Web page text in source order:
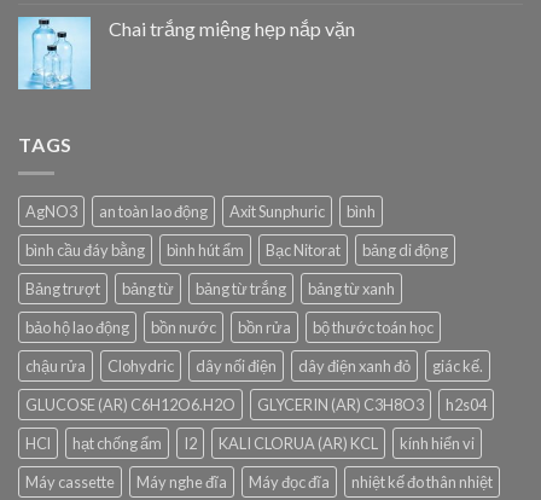
Chai trắng miệng hẹp nắp vặn
TAGS
AgNO3 an toàn lao động Axit Sunphuric
bình
bình cầu đáy bằng
bình hút ẩm Bạc Nitorat
bảng di động
Bảng trượt
bảng từ bảng từ trắng
bảng từ xanh
bảo hộ lao động
bồn nước bồn rửa
bộ thước toán học
chậu rửa
Clohydric dây nối điện dây điện xanh đỏ
giác kế.
GLUCOSE (AR) C6H12O6.H2O
GLYCERIN (AR) C3H8O3
h2s04
HCl
hạt chống ẩm I2 KALI CLORUA (AR) KCL
kính hiển vi
Máy cassette
Máy nghe đĩa Máy đọc đĩa nhiệt kế đo thân nhiệt